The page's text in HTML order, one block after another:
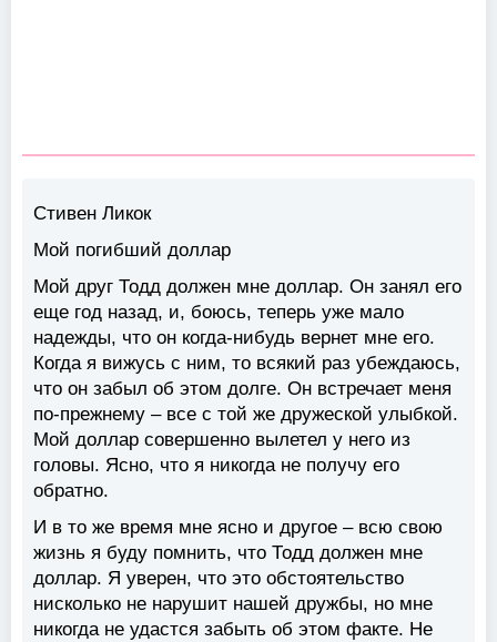
Стивен Ликок
Мой погибший доллар
Мой друг Тодд должен мне доллар. Он занял его
еще год назад, и, боюсь, теперь уже мало
надежды, что он когда-нибудь вернет мне его.
Когда я вижусь с ним, то всякий раз убеждаюсь,
что он забыл об этом долге. Он встречает меня
по-прежнему – все с той же дружеской улыбкой.
Мой доллар совершенно вылетел у него из
головы. Ясно, что я никогда не получу его
обратно.
И в то же время мне ясно и другое – всю свою
жизнь я буду помнить, что Тодд должен мне
доллар. Я уверен, что это обстоятельство
нисколько не нарушит нашей дружбы, но мне
никогда не удастся забыть об этом факте. Не